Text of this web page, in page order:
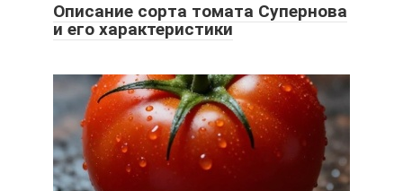
Описание сорта томата Супернова
и его характеристики